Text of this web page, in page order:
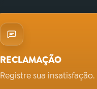
RECLAMAÇÃO
Registre sua insatisfação.